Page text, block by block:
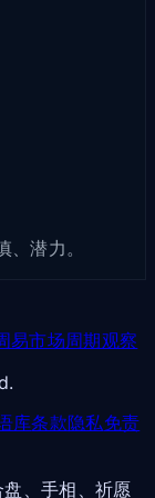
潜力。
易市场周期观察
库条款隐私免责
、手相、祈愿